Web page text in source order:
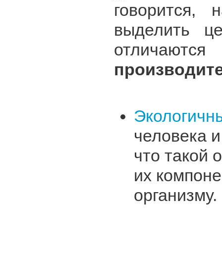
выделить
человека
что такой
их
организму.